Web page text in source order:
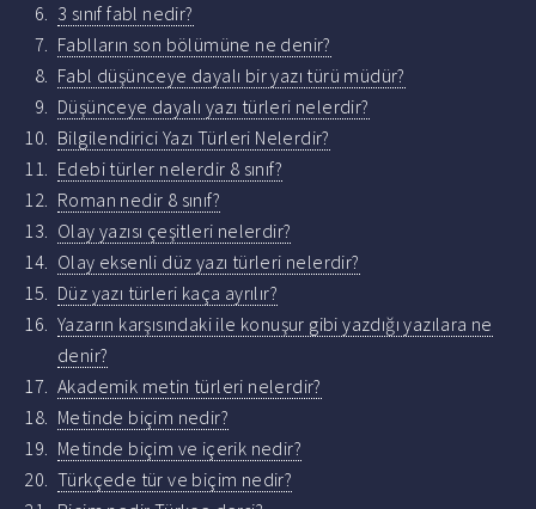
3 sınıf fabl nedir?
Fablların son bölümüne ne denir?
Fabl düşünceye dayalı bir yazı türü müdür?
Düşünceye dayalı yazı türleri nelerdir?
Bilgilendirici Yazı Türleri Nelerdir?
Edebi türler nelerdir 8 sınıf?
Roman nedir 8 sınıf?
Olay yazısı çeşitleri nelerdir?
Olay eksenli düz yazı türleri nelerdir?
Düz yazı türleri kaça ayrılır?
Yazarın karşısındaki ile konuşur gibi yazdığı yazılara ne
denir?
Akademik metin türleri nelerdir?
Metinde biçim nedir?
Metinde biçim ve içerik nedir?
Türkçede tür ve biçim nedir?